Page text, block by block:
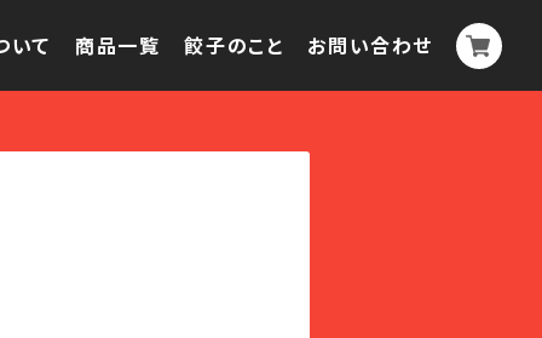
いて 商品一覧 餃子のこと お問い合わせ